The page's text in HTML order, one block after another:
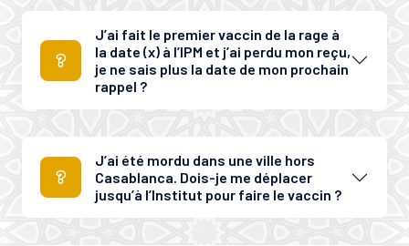
J’ai fait le premier vaccin de la rage à
la date (x) à l’IPM et j’ai perdu mon reçu,
je ne sais plus la date de mon prochain
rappel ?
J’ai été mordu dans une ville hors
Casablanca. Dois-je me déplacer
jusqu’à l’Institut pour faire le vaccin ?